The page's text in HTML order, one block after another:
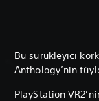
Bu sürükleyici
Anthology’nin
PlayStation